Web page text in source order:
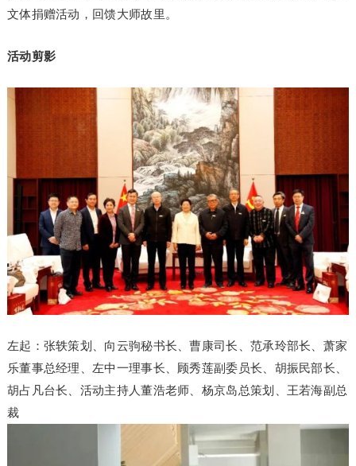
文体捐赠活动，回馈大师故里。
活动剪影
左起：张轶策划、向云驹秘书长、曹康司长、范承玲部长、萧家
乐董事总经理、左中一理事长、顾秀莲副委员长、胡振民部长、
胡占凡台长、活动主持人董浩老师、杨京岛总策划、王若海副总
裁